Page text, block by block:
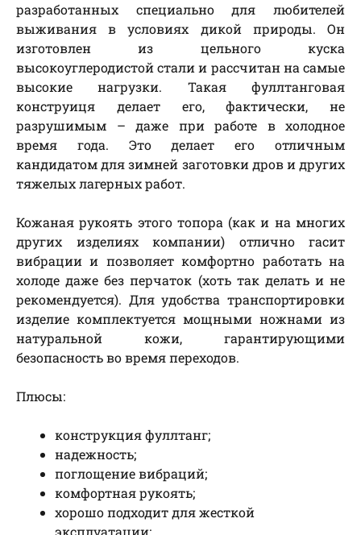
разработанных специально для любителей
выживания в условиях дикой природы. Он
изготовлен из цельного куска
высокоуглеродистой стали и рассчитан на самые
высокие нагрузки. Такая фуллтанговая
конструиця делает его, фактически, не
разрушимым – даже при работе в холодное
время года. Это делает его отличным
кандидатом для зимней заготовки дров и других
тяжелых лагерных работ.
Кожаная рукоять этого топора (как и на многих
других изделиях компании) отлично гасит
вибрации и позволяет комфортно работать на
холоде даже без перчаток (хоть так делать и не
рекомендуется). Для удобства транспортировки
изделие комплектуется мощными ножнами из
натуральной кожи, гарантирующими
безопасность во время переходов.
Плюсы:
конструкция фуллтанг;
надежность;
поглощение вибраций;
комфортная рукоять;
хорошо подходит для жесткой
эксплуатации;